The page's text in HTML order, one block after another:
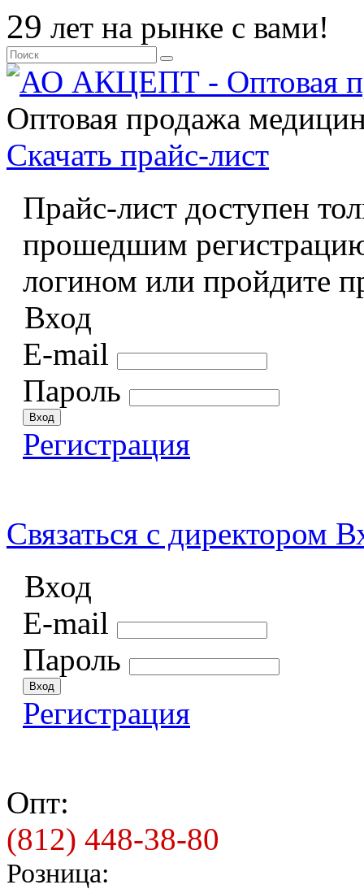
29 лет на рынке с вами!
Оптовая продажа
Скачать прайс-лист
Прайс-лист доступен
прошедшим
логином или пройдите
Вход
E-mail
Пароль
Регистрация
Связаться с директором
Вход
E-mail
Пароль
Регистрация
Опт:
(812) 448-38-80
Розница: